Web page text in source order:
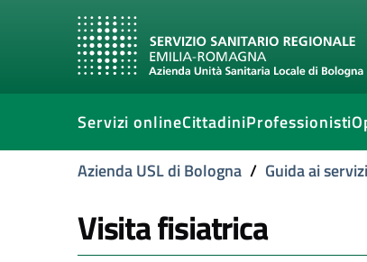
Servizi onlineCittadiniProfessionisti
Azienda USL di Bologna / Guida ai
Visita fisiatrica